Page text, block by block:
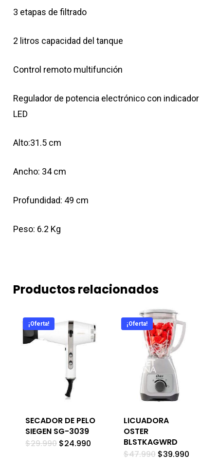
3 etapas de filtrado
2 litros capacidad del tanque
Control remoto multifunción
Regulador de potencia electrónico con indicador
LED
Alto:31.5 cm
Ancho: 34 cm
Profundidad: 49 cm
Peso: 6.2 Kg
Productos relacionados
¡Oferta!
SECADOR DE PELO
SIEGEN SG-3039
$29.990 El
$24.990El
¡Oferta!
LICUADORA
OSTER
BLSTKAGWRD
$47.990 El
$39.990El